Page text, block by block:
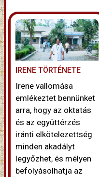
IRENE TÖRTÉNETE
Irene vallomása
emlékeztet bennünket
arra, hogy az oktatás
és az együttérzés
iránti elkötelezettség
minden akadályt
legyőzhet, és mélyen
befolyásolhatja az